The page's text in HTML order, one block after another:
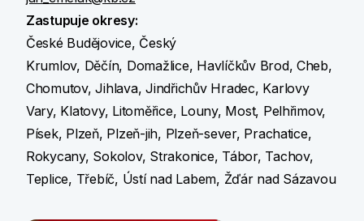
Zastupuje okresy:
České Budějovice, Český
Krumlov, Děčín, Domažlice, Havlíčkův Brod, Cheb,
Chomutov, Jihlava, Jindřichův Hradec, Karlovy
Vary, Klatovy, Litoměřice, Louny, Most, Pelhřimov,
Písek, Plzeň, Plzeň-jih, Plzeň-sever, Prachatice,
Rokycany, Sokolov, Strakonice, Tábor, Tachov,
Teplice, Třebíč, Ústí nad Labem, Žďár nad Sázavou